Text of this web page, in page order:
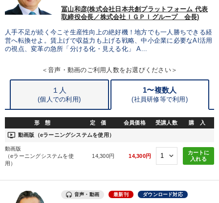
冨山和彦(株式会社日本共創プラットフォーム 代表
取締役会長／株式会社ＩＧＰＩグループ 会長)
人手不足が続く今こそ生産性向上の絶好機！地方でも一人勝ちできる経
営へ転換せよ。賃上げで収益力も上げる戦略、中小企業に必要なAI活用
の視点、変革の急所「分ける化・見える化」 A...
＜音声・動画のご利用人数をお選びください＞
１人
(個人での利用)
1〜複数人
(社員研修等で利用)
形 態 定 価 会員価格 受講人数 購 入
ondemand_video 動画版（eラーニングシステムを使用）
動画版
（eラーニングシステムを使
用）
14,300円 14,300円
カートに
入れる
音声・動画 最新刊 ダウンロード対応